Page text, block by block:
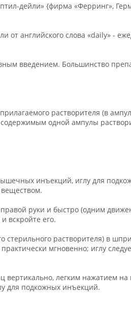
дейли» {фирма «Ферринг»,
от английского слова «daily» -
введением. Большинство
растворителя (в
одной ампулы
инъекций, иглу для
руки и быстро (одним
вскройте его.
растворителя) в
мгновенно; иглу
легким нажатием на
для подкожных инъекций.